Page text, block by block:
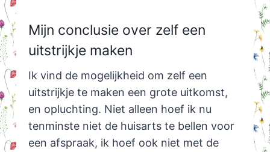
Mijn conclusie over zelf een
uitstrijkje maken
Ik vind de mogelijkheid om zelf een
uitstrijkje te maken een grote uitkomst,
en opluchting. Niet alleen hoef ik nu
tenminste niet de huisarts te bellen voor
een afspraak, ik hoef ook niet met de